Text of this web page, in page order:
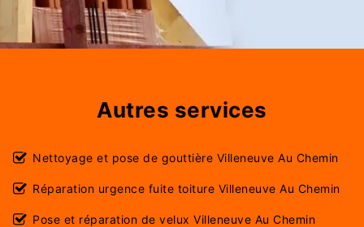
Autres services
Nettoyage et pose de gouttière Villeneuve Au Chemin
Réparation urgence fuite toiture Villeneuve Au Chemin
Pose et réparation de velux Villeneuve Au Chemin